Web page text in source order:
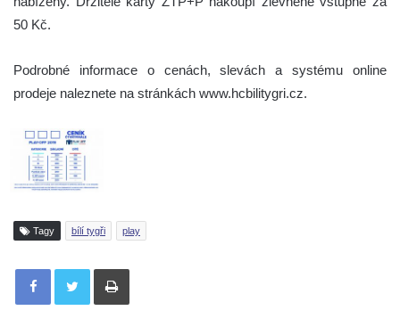
50 Kč.
Podrobné informace o cenách, slevách a systému online
prodeje naleznete na stránkách www.hcbilitygri.cz.
Tagy bílí tygři play
Tisknout